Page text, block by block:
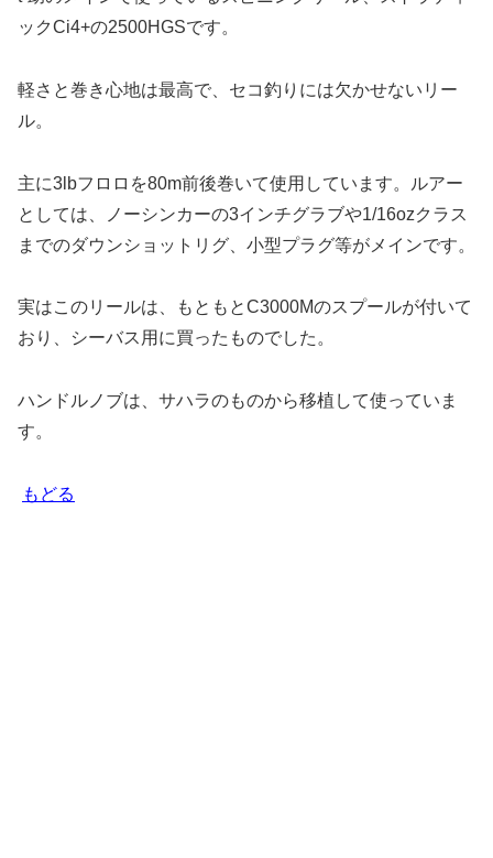
ックCi4+の2500HGSです。
軽さと巻き心地は最高で、セコ釣りには欠かせないリー
ル。
主に3lbフロロを80m前後巻いて使用しています。ルアー
としては、ノーシンカーの3インチグラブや1/16ozクラス
までのダウンショットリグ、小型プラグ等がメインです。
実はこのリールは、もともとC3000Mのスプールが付いて
おり、シーバス用に買ったものでした。
ハンドルノブは、サハラのものから移植して使っていま
す。
もどる